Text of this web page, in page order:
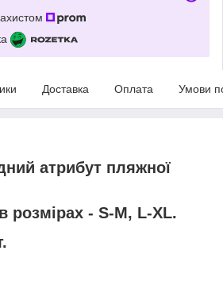
Доставка Оплата Умови
атрибут пляжної
розмірах - S-M, L-XL.